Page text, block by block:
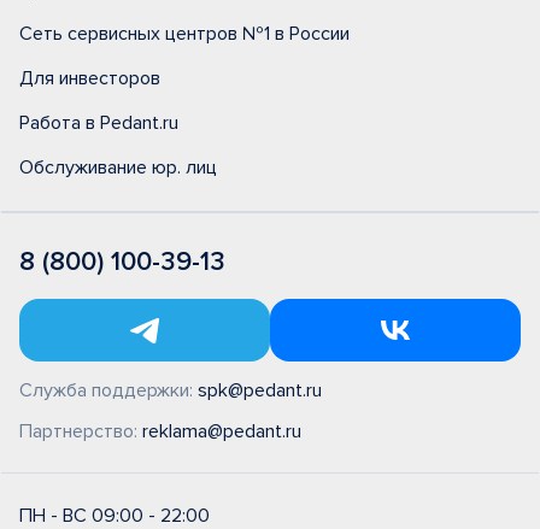
Сеть сервисных центров №1 в России
Для инвесторов
Работа в Pedant.ru
Обслуживание юр. лиц
8 (800) 100-39-13
Служба поддержки: spk@pedant.ru
Партнерство: reklama@pedant.ru
ПН - ВС 09:00 - 22:00